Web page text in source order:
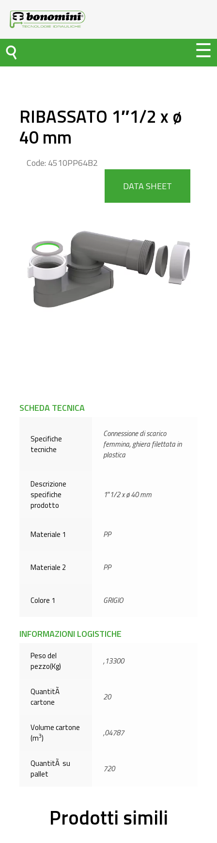
RIBASSATO 1″1/2 x ø
40 mm
Code: 4510PP64B2
DATA SHEET
SCHEDA TECNICA
Specifiche
tecniche
Connessione di scarico
femmina, ghiera filettata in
plastica
Descrizione
specifiche
prodotto
1″1/2 x ø 40 mm
Materiale 1 PP
Materiale 2 PP
Colore 1 GRIGIO
INFORMAZIONI LOGISTICHE
Peso del
pezzo(Kg)
,13300
QuantitÃ
cartone
20
Volume cartone
(m3) ,04787
QuantitÃ su
pallet
720
Prodotti simili